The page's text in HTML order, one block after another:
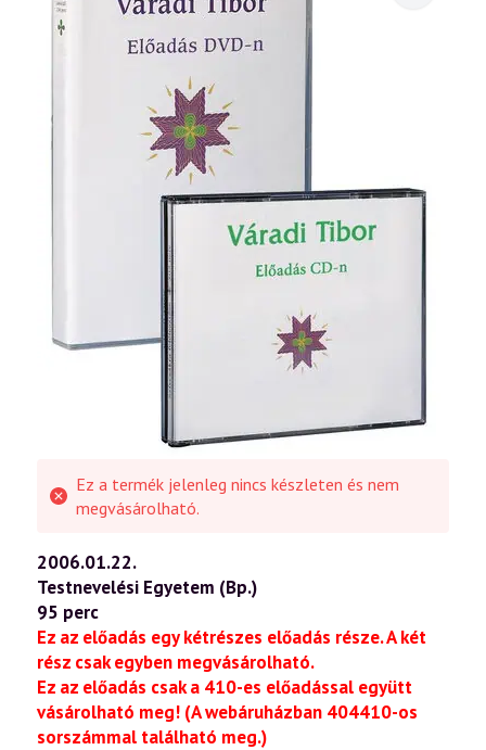
Ez a termék jelenleg nincs készleten és nem
megvásárolható.
2006.01.22.
Testnevelési Egyetem (Bp.)
95 perc
Ez az előadás egy kétrészes előadás része. A két
rész csak egyben megvásárolható.
Ez az előadás csak a 410-es előadással együtt
vásárolható meg! (A webáruházban 404410-os
sorszámmal található meg.)